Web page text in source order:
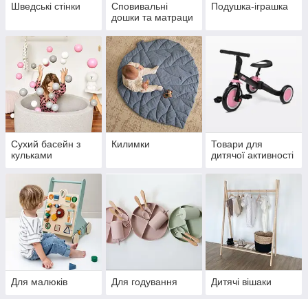
Шведські стінки
Сповивальні
дошки та матраци
Подушка-іграшка
Сухий басейн з
кульками
Килимки
Товари для
дитячої активності
Для малюків Для годування Дитячі вішаки